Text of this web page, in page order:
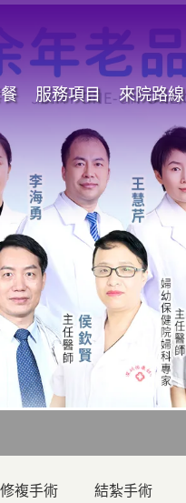
服務項目 來院路線
複手術 結紮手術